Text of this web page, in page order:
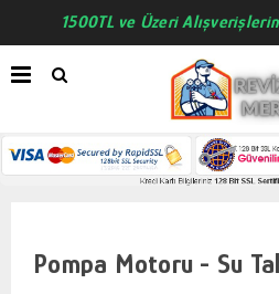
1500TL ve Üzeri
Pompa Motoru - Su